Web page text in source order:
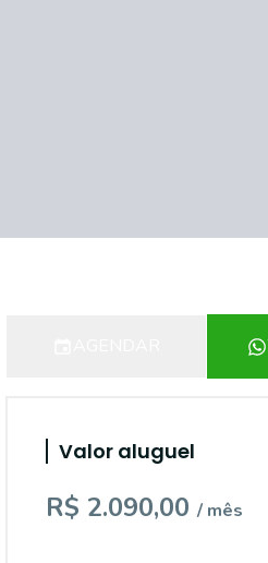
Valor aluguel
R$ 2.090,00 / mês